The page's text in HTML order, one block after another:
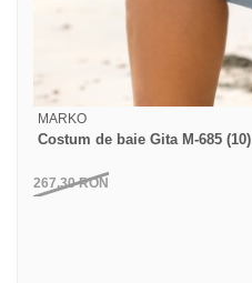
MARKO
Costum de baie Gita M-685 (10)
267,30RON